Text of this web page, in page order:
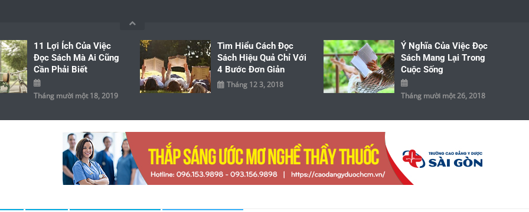
11 Lợi Ích Của Việc
Đọc Sách Mà Ai Cũng
Cần Phải Biết
Tháng mười một 18, 2019
Tìm Hiểu Cách Đọc
Sách Hiệu Quả Chỉ Với
4 Bước Đơn Giản
Tháng 12 3, 2018
Ý Nghĩa Của Việc Đọc
Sách Mang Lại Trong
Cuộc Sống
Tháng mười một 26, 2018